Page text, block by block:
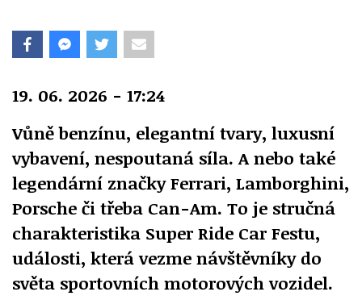
19. 06. 2026 - 17:24
Vůně benzínu, elegantní tvary, luxusní
vybavení, nespoutaná síla. A nebo také
legendární značky Ferrari, Lamborghini,
Porsche či třeba Can-Am. To je stručná
charakteristika Super Ride Car Festu,
události, která vezme návštěvníky do
světa sportovních motorových vozidel.